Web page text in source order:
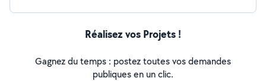
Réalisez vos Projets !
Gagnez du temps : postez toutes vos demandes
publiques en un clic.